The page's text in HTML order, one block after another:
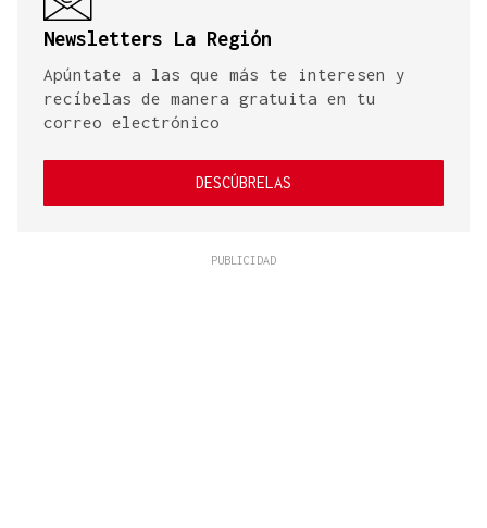
Newsletters La Región
Apúntate a las que más te interesen y
recíbelas de manera gratuita en tu
correo electrónico
DESCÚBRELAS